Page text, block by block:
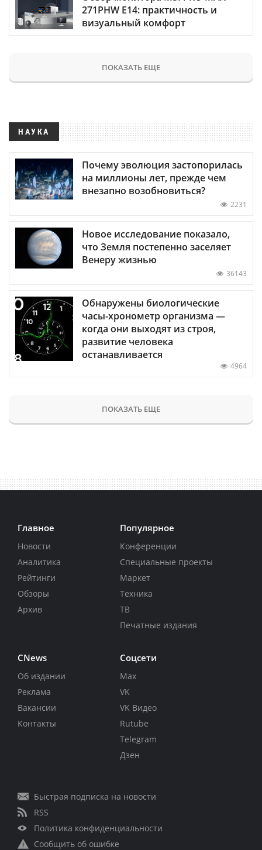
271PHW E14: практичность и
визуальный комфорт
ПОКАЗАТЬ ЕЩЕ
НАУКА
Почему эволюция застопорилась
на миллионы лет, прежде чем
внезапно возобновиться?
2231
Новое исследование показало,
что Земля постепенно заселяет
Венеру жизнью
36143
Обнаружены биологические
часы-хронометр организма —
когда они выходят из строя,
развитие человека
останавливается
4964
ПОКАЗАТЬ ЕЩЕ
Главное
Новости
Аналитика
Рейтинги
Обзоры
Архив
Популярное
Конференции
Специальные проекты
Маркет
Техника
ТВ
Печатные издания
CNews
Об издании
Реклама
Вакансии
Контакты
Соцсети
Max
VK
VK Видео
Rutube
Telegram
Дзен
Быстрая подписка на новости
RSS
Политика конфиденциальности
Сообщить об ошибке